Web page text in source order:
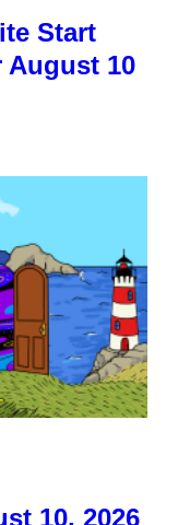
Start
August 10
10, 2026